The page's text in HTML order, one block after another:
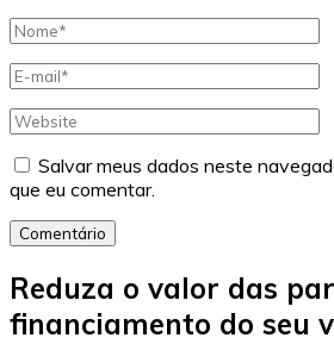
Salvar meus dados neste
que eu comentar.
Comentário
Reduza o valor das
financiamento do seu